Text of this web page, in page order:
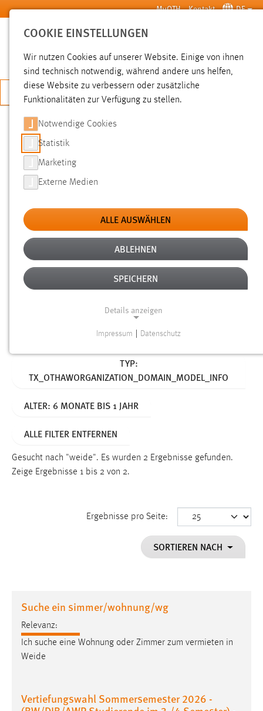
Zum Hauptinhalt springen MyOTH Kontakt DE
SUCHE
JETZT BEWERBEN
SUCHE
FILTER
Typ
Erstellungsdatum
Alter
TYP:
TX_OTHAWORGANIZATION_DOMAIN_MODEL_INFO
ALTER: 6 MONATE BIS 1 JAHR
ALLE FILTER ENTFERNEN
Gesucht nach "weide". Es wurden 2 Ergebnisse gefunden.
Zeige Ergebnisse 1 bis 2 von 2.
Ergebnisse pro Seite:
SORTIEREN NACH
Suche ein simmer/wohnung/wg
Relevanz:
Ich suche eine Wohnung oder Zimmer zum vermieten in
Weide
Vertiefungswahl Sommersemester 2026 -
COOKIE EINSTELLUNGEN
Wir nutzen Cookies auf unserer Website. Einige von ihnen
sind technisch notwendig, während andere uns helfen,
diese Website zu verbessern oder zusätzliche
Funktionalitäten zur Verfügung zu stellen.
Notwendige Cookies
Statistik
Marketing
Externe Medien
ALLE AUSWÄHLEN
ABLEHNEN
SPEICHERN
Details anzeigen
Notwendige Cookies ermöglichen grundlegende
Funktionen und sind für die einwandfreie Funktion der
cookie_consent
Zweck:
Cookie Laufzeit:
staticfilecache
Zweck:
Für performante Seitenauslieferung wird in diesem Cookie
gespeichert, ob man eingeloggt ist.
Impressum Datenschutz